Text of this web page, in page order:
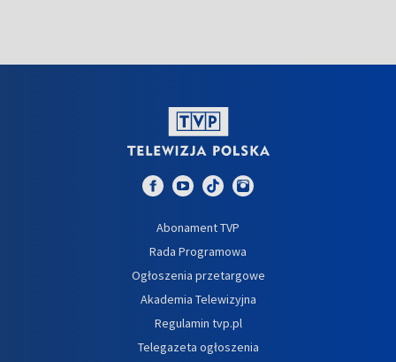
Abonament TVP
Rada Programowa
Ogłoszenia przetargowe
Akademia Telewizyjna
Regulamin tvp.pl
Telegazeta ogłoszenia